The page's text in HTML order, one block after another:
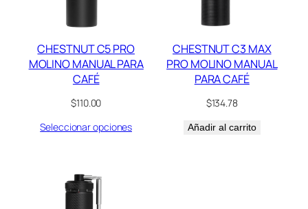
CHESTNUT C5 PRO
MOLINO MANUAL PARA
CAFÉ
$110.00
Seleccionar opciones
CHESTNUT C3 MAX
PRO MOLINO MANUAL
PARA CAFÉ
$134.78
Añadir al carrito